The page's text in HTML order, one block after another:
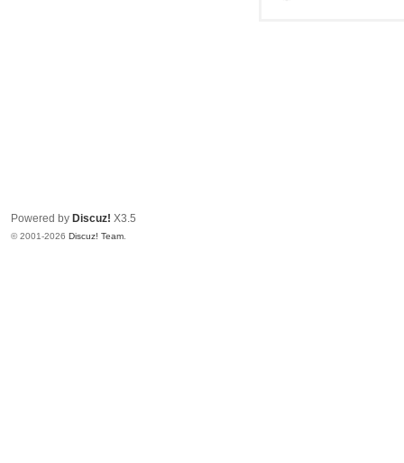
Powered by Discuz! X3.5
© 2001-2026 Discuz! Team